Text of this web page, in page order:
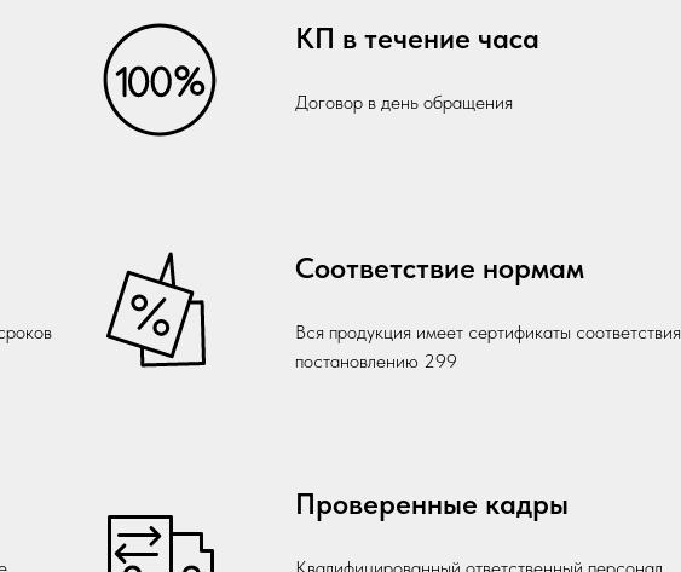
КП в течение часа
Договор в день обращения
Соответствие нормам
Вся продукция имеет сертификаты соответствия
постановлению 299
Проверенные кадры